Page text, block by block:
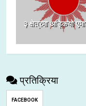
३ क्षेत्रमा अड्कियो
प्रतिक्रिया
FACEBOOK